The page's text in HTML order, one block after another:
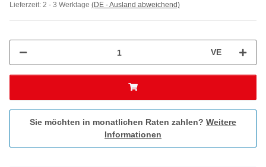
Lieferzeit: 2 - 3 Werktage (DE - Ausland abweichend)
VE
Sie möchten in monatlichen Raten zahlen? Weitere
Informationen